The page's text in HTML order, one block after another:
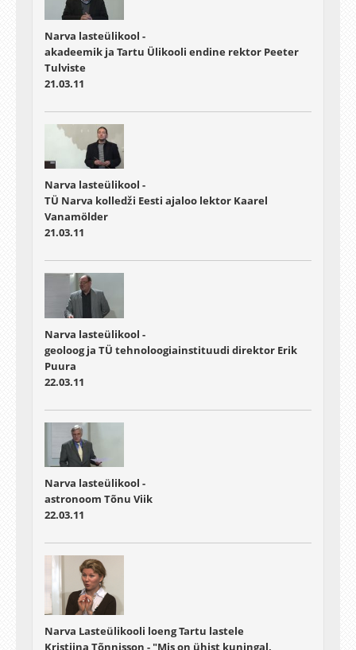
Narva lasteülikool -
akadeemik ja Tartu Ülikooli endine rektor Peeter
Tulviste
21.03.11
Narva lasteülikool -
TÜ Narva kolledži Eesti ajaloo lektor Kaarel
Vanamölder
21.03.11
Narva lasteülikool -
geoloog ja TÜ tehnoloogiainstituudi direktor Erik
Puura
22.03.11
Narva lasteülikool -
astronoom Tõnu Viik
22.03.11
Narva Lasteülikooli loeng Tartu lastele
Kristiina Tõnnisson - "Mis on ühist kuningal,